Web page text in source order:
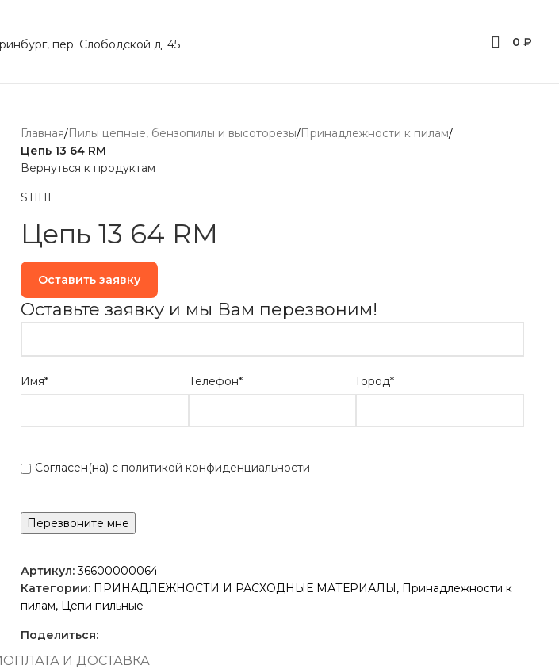
пер. Слободской д. 45 0 ₽
Главная/Пилы цепные, бензопилы и высоторезы/Принадлежности к пилам/
Цепь 13 64 RM
Вернуться к продуктам
STIHL
Цепь 13 64 RM
Оставить заявку
Оставьте заявку и мы Вам перезвоним!
Имя* Телефон* Город*
Согласен(на) с политикой конфиденциальности
Артикул:36600000064
Категории: ПРИНАДЛЕЖНОСТИ И РАСХОДНЫЕ МАТЕРИАЛЫ, Принадлежности к
пилам, Цепи пильные
Поделиться:
ОПЛАТА И ДОСТАВКА